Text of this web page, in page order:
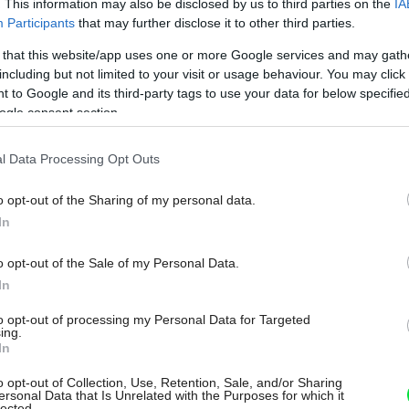
This information may also be disclosed by us to third parties on the
Participants that may further disclose it to other third parties.
that this website/app uses one or more Google services and may
but not limited to your visit or usage behaviour. You may
to Google and its third-party tags to use your data for below
consent section.
Data Processing Opt Outs
opt-out of the Sharing of my personal data.
opt-out of the Sale of my Personal Data.
opt-out of processing my Personal Data for Targeted
opt-out of Collection, Use, Retention, Sale, and/or Sharing
Data that Is Unrelated with the Purposes for which it
odborníci. Určia, v ktorých častiach
stačí dvojsklo, zohľadnia svetové
komplexné riešenie pre celý dom.
najmä plastovéokno INCON Komfort
82 mm. Okno má o 25 % viac materiálu
nekrúti a nedá sa ľahko vypáčiť.
rámov a hlbšie uloženie skla